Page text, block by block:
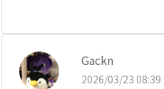
Gackn
2026/03/23 08:39